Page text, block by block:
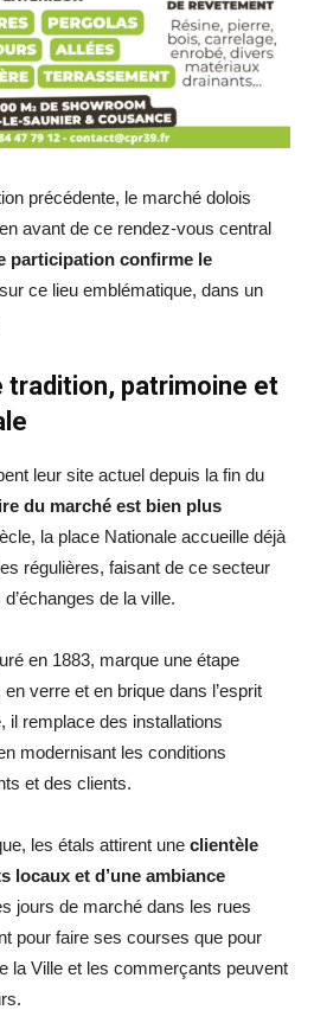
précédente, le marché dolois
avant de ce rendez-vous central
participation confirme le
sur ce lieu emblématique, dans un
tradition, patrimoine et
leur site actuel depuis la fin du
du marché est bien plus
la place Nationale accueille déjà
régulières, faisant de ce secteur
de la ville.
en 1883, marque une étape
verre et en brique dans l’esprit
il remplace des installations
modernisant les conditions
et des clients.
les étals attirent une clientèle
locaux et d’une ambiance
jours de marché dans les rues
pour faire ses courses que pour
la Ville et les commerçants peuvent